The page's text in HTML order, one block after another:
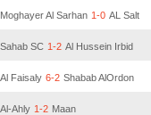
Moghayer Al Sarhan 1-0 AL Salt
Sahab SC 1-2 Al Hussein Irbid
Al Faisaly 6-2 Shabab AlOrdon
Al-Ahly 1-2 Maan